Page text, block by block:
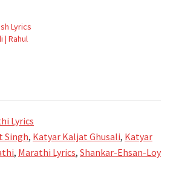
Lyrics
| Rahul
Lyrics
Singh, Katyar Kaljat Ghusali, Katyar
, Marathi Lyrics, Shankar-Ehsan-Loy